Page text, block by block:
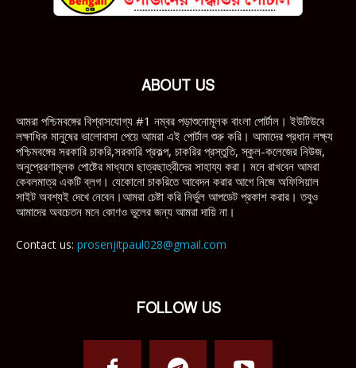
ABOUT US
আমরা পশ্চিমবঙ্গের বিশ্বাসযোগ্য #1 নম্বর পড়াশুনোমূলক বাংলা পোর্টাল। ইউটিউবে
লক্ষাধিক মানুষের ভালোবাসা পেয়ে আমরা এই পোর্টাল শুরু করি। আমাদের প্রধান লক্ষ্য
পশ্চিমবঙ্গের সরকারি চাকরি,সরকারি প্রকল্প, চাকরির প্রস্তুতি, স্কুল-কলেজের নিউজ,
অনুপ্রেরণামূলক পোষ্টের মাধ্যমে ছাত্রছাত্রীদের সাহায্য করা। মনে রাখবেন আমরা
কেবলমাত্র একটি ব্লগ। যেকোনো চাকরিতে আবেদন করার আগে নিজে অফিসিয়াল
সাইট অবশ্যই দেখে নেবেন।আমরা চেষ্টা করি নির্ভুল আপডেট প্রকাশ করার। তবুও
আমাদের অবচেতন মনে কোণও ভুলের জন্য আমরা দায়ি না।
Contact us: prosenjitpaul028@gmail.com
FOLLOW US